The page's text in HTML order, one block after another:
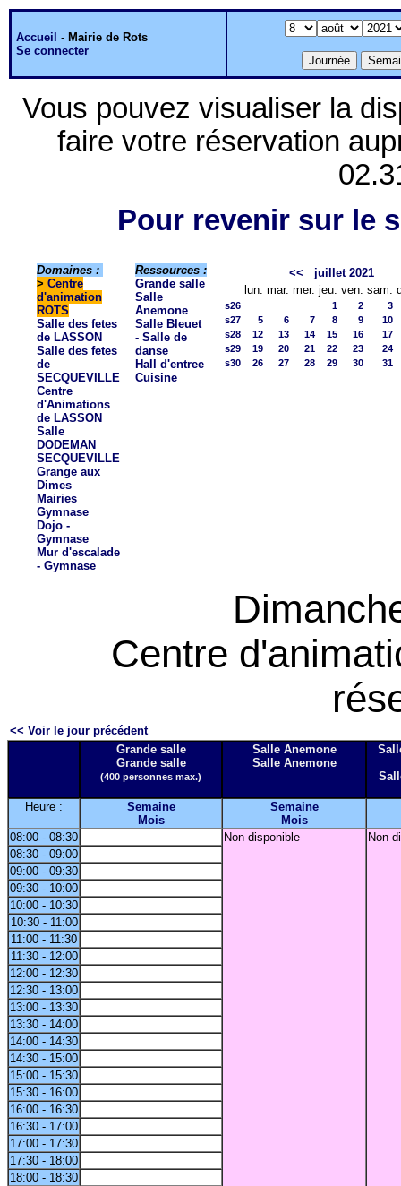
Accueil - Mairie de Rots
Se connecter
Vous pouvez visualiser la
faire votre réservation
Pour revenir sur le
Domaines :
> Centre
d'animation
ROTS
Salle des fetes
de LASSON
Salle des fetes
de
SECQUEVILLE
Centre
d'Animations
de LASSON
Salle
DODEMAN
SECQUEVILLE
Grange aux
Dimes
Mairies
Gymnase
Dojo -
Gymnase
Mur d'escalade
- Gymnase
Ressources :
Grande salle
Salle
Anemone
Salle Bleuet
- Salle de
danse
Hall d'entree
Cuisine
<<
juillet 2021
lun. mar. mer. jeu. ven. sam.
s26 1 2
3
s27
5 6 7 8 9
10
s28
12 13 14 15 16
17
s29
19 20 21 22 23
24
s30
26 27 28 29 30 31
Centre
<< Voir le jour précédent
Grande salle
Grande salle
(400 personnes max.)
Salle Anemone
Salle Anemone
Heure :
Semaine
Mois
Semaine
Mois
08:00 - 08:30
Non disponible
Non
08:30 - 09:00
09:00 - 09:30
09:30 - 10:00
10:00 - 10:30
10:30 - 11:00
11:00 - 11:30
11:30 - 12:00
12:00 - 12:30
12:30 - 13:00
13:00 - 13:30
13:30 - 14:00
14:00 - 14:30
14:30 - 15:00
15:00 - 15:30
15:30 - 16:00
16:00 - 16:30
16:30 - 17:00
17:00 - 17:30
17:30 - 18:00
18:00 - 18:30